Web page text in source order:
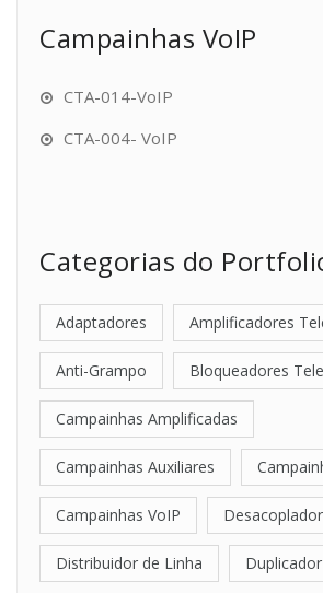
Campainhas VoIP
CTA-014-VoIP
CTA-004- VoIP
Categorias do
Adaptadores Amplificadores
Anti-Grampo Bloqueadores
Campainhas Amplificadas
Campainhas Auxiliares
Campainhas VoIP
Distribuidor de Linha